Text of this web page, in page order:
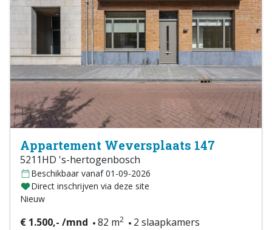
Appartement Weversplaats 147
5211HD 's-hertogenbosch
Beschikbaar vanaf 01-09-2026
Direct inschrijven via deze site
Nieuw
€ 1.500,- /mnd 82 m2 2 slaapkamers